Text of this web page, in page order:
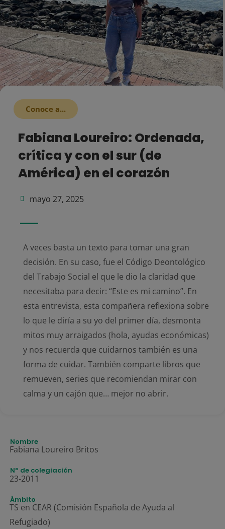
Conoce a...
Fabiana Loureiro: Ordenada,
crítica y con el sur (de
América) en el corazón
mayo 27, 2025
A veces basta un texto para tomar una gran
decisión. En su caso, fue el Código Deontológico
del Trabajo Social el que le dio la claridad que
necesitaba para decir: “Este es mi camino”. En
esta entrevista, esta compañera reflexiona sobre
lo que le diría a su yo del primer día, desmonta
mitos muy arraigados (hola, ayudas económicas)
y nos recuerda que cuidarnos también es una
forma de cuidar. También comparte libros que
remueven, series que recomiendan mirar con
calma y un cajón que… mejor no abrir.
Nombre
Fabiana Loureiro Britos
Nº de colegiación
23-2011
Ámbito
TS en CEAR (Comisión Española de Ayuda al
Refugiado)